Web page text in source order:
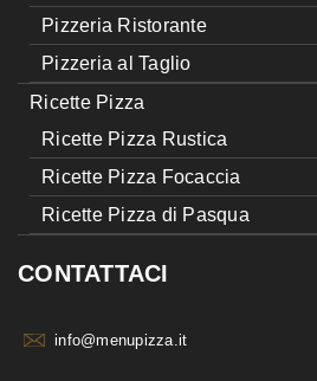
Pizzeria Ristorante
Pizzeria al Taglio
Ricette Pizza
Ricette Pizza Rustica
Ricette Pizza Focaccia
Ricette Pizza di Pasqua
CONTATTACI
info@menupizza.it